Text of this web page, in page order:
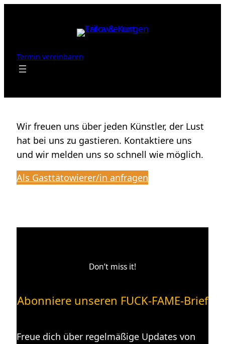
Termin vereinbaren
Wir freuen uns über jeden Künstler, der Lust
hat bei uns zu gastieren. Kontaktiere uns
und wir melden uns so schnell wie möglich.
Als Gasttätowierer/in anfragen
Don’t miss it!
Abonniere unseren FUCK-FAME-Brief
Freue dich über regelmäßige Updates von